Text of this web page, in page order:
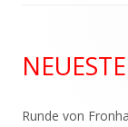
Runde von